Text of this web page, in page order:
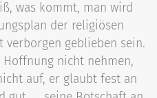
was kommt, man wird
der religiösen
geblieben sein.
nicht nehmen,
auf, er glaubt fest an